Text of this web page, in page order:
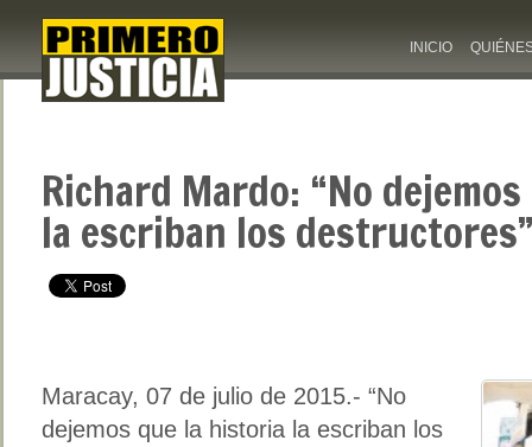
INICIO
Richard Mardo: “No
la escriban los destructores”
Maracay, 07 de julio de 2015.- “No
dejemos que la historia la escriban los